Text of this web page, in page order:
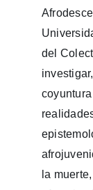
del
la